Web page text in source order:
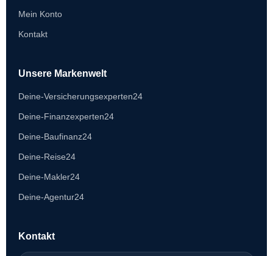
Mein Konto
Kontakt
Unsere Markenwelt
Deine-Versicherungsexperten24
Deine-Finanzexperten24
Deine-Baufinanz24
Deine-Reise24
Deine-Makler24
Deine-Agentur24
Kontakt